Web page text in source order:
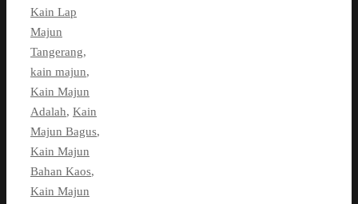
Kain Lap
Majun
Tangerang,
kain majun,
Kain Majun
Adalah, Kain
Majun Bagus,
Kain Majun
Bahan Kaos,
Kain Majun